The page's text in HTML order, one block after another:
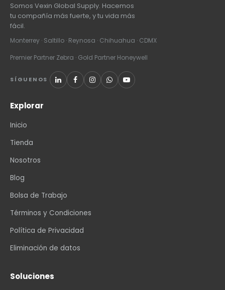
Somos Vexin Global Supply. Hacemos
tu compañía más fuerte, y tu vida más
fácil.
Monterrey · Saltillo · Reynosa · Chihuahua · CDMX
Premier Partner Zebra · Gold Partner Honeywell
SÍGUENOS
Explorar
Inicio
Tienda
Nosotros
Blog
Bolsa de Trabajo
Términos y Condiciones
Política de Privacidad
Eliminación de datos
Soluciones